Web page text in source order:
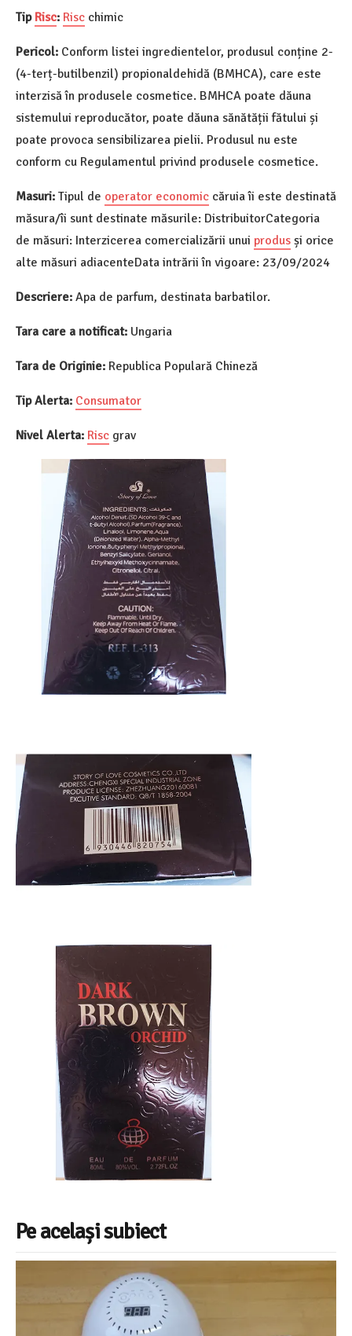
Tip Risc: Risc chimic
Pericol: Conform listei ingredientelor, produsul conține 2-
(4-terț-butilbenzil) propionaldehidă (BMHCA), care este
interzisă în produsele cosmetice. BMHCA poate dăuna
sistemului reproducător, poate dăuna sănătății fătului și
poate provoca sensibilizarea pielii. Produsul nu este
conform cu Regulamentul privind produsele cosmetice.
Masuri: Tipul de operator economic căruia îi este destinată
măsura/îi sunt destinate măsurile: DistribuitorCategoria
de măsuri: Interzicerea comercializării unui produs și orice
alte măsuri adiacenteData intrării în vigoare: 23/09/2024
Descriere: Apa de parfum, destinata barbatilor.
Tara care a notificat: Ungaria
Tara de Originie: Republica Populară Chineză
Tip Alerta: Consumator
Nivel Alerta: Risc grav
Pe același subiect